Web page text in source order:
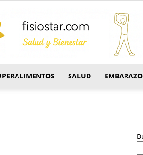
SALUD EMBARAZO